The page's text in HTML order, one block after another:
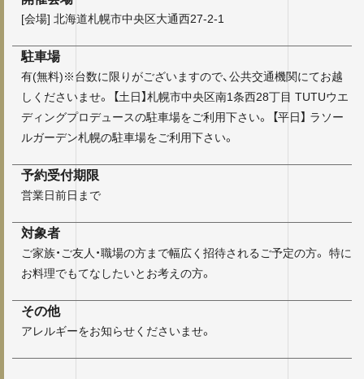
[会場] 北海道札幌市中央区大通西27-2-1
駐車場
有(無料)※台数に限りがございますので、公共交通機関にてお越
しくださいませ。 【土日】札幌市中央区南1条西28丁目 TUTUウエ
ディングプロデュースの駐車場をご利用下さい。 【平日】 ラソー
ルガーデン札幌の駐車場をご利用下さい。
予約受付期限
営業日前日まで
対象者
ご家族・ご友人・職場の方まで幅広く招待されるご予定の方。 特に
お料理でもてなしたいとお考えの方。
その他
アレルギーをお知らせくださいませ。